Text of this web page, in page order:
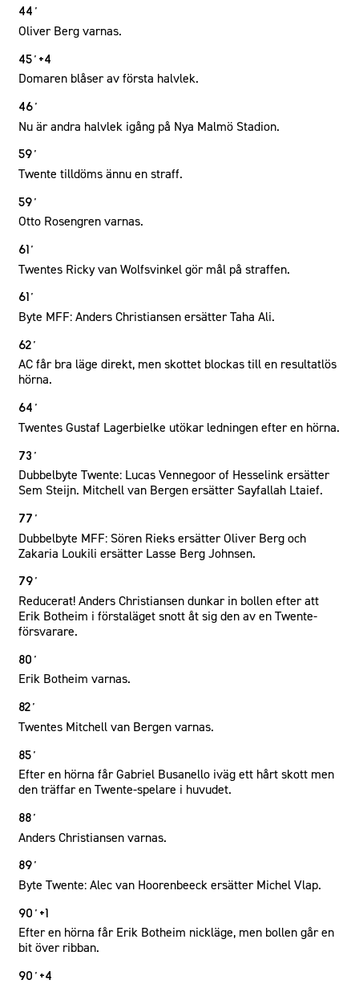
44´
Oliver Berg varnas.
45´+4
Domaren blåser av första halvlek.
46´
Nu är andra halvlek igång på Nya Malmö Stadion.
59´
Twente tilldöms ännu en straff.
59´
Otto Rosengren varnas.
61´
Twentes Ricky van Wolfsvinkel gör mål på straffen.
61´
Byte MFF: Anders Christiansen ersätter Taha Ali.
62´
AC får bra läge direkt, men skottet blockas till en resultatlös
hörna.
64´
Twentes Gustaf Lagerbielke utökar ledningen efter en hörna.
73´
Dubbelbyte Twente: Lucas Vennegoor of Hesselink ersätter
Sem Steijn. Mitchell van Bergen ersätter Sayfallah Ltaief.
77´
Dubbelbyte MFF: Sören Rieks ersätter Oliver Berg och
Zakaria Loukili ersätter Lasse Berg Johnsen.
79´
Reducerat! Anders Christiansen dunkar in bollen efter att
Erik Botheim i förstaläget snott åt sig den av en Twente-
försvarare.
80´
Erik Botheim varnas.
82´
Twentes Mitchell van Bergen varnas.
85´
Efter en hörna får Gabriel Busanello iväg ett hårt skott men
den träffar en Twente-spelare i huvudet.
88´
Anders Christiansen varnas.
89´
Byte Twente: Alec van Hoorenbeeck ersätter Michel Vlap.
90´+1
Efter en hörna får Erik Botheim nickläge, men bollen går en
bit över ribban.
90´+4